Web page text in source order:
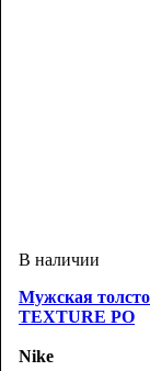
Мужская
TEXTURE PO
Nike